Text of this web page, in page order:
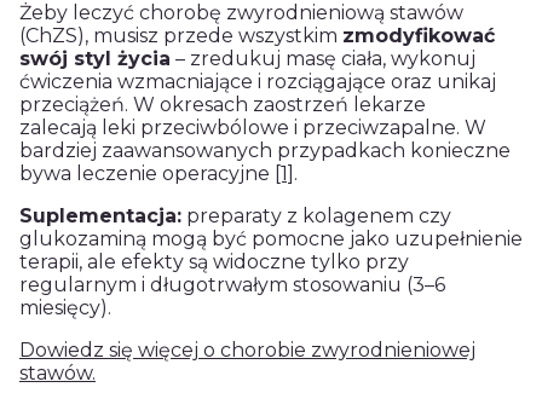
Żeby leczyć chorobę zwyrodnieniową stawów
(ChZS), musisz przede wszystkim zmodyfikować
swój styl życia – zredukuj masę ciała, wykonuj
ćwiczenia wzmacniające i rozciągające oraz unikaj
przeciążeń. W okresach zaostrzeń lekarze
zalecają leki przeciwbólowe i przeciwzapalne. W
bardziej zaawansowanych przypadkach konieczne
bywa leczenie operacyjne [1] .
Suplementacja: preparaty z kolagenem czy
glukozaminą mogą być pomocne jako uzupełnienie
terapii, ale efekty są widoczne tylko przy
regularnym i długotrwałym stosowaniu (3–6
miesięcy).
Dowiedz się więcej o chorobie zwyrodnieniowej
stawów.